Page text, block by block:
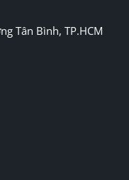
Tân Bình, TP.HCM